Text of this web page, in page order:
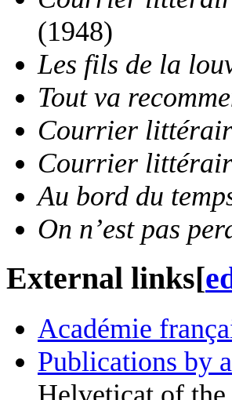
(1948)
Les fils de la
Tout va
Courrier
Courrier
Au bord du
On n’est pas
External links [
Académie
Publications by